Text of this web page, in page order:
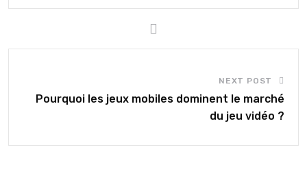
NEXT POST
Pourquoi les jeux mobiles dominent le marché
du jeu vidéo ?